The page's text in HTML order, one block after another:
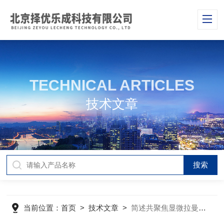
TECHNICAL ARTICLES
技术文章
当前位置：首页 >技术文章 >简述共聚焦显微拉曼光谱仪的主要功能